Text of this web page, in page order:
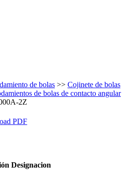
de bolas >> Cojinete de bolas
de bolas de contacto angular
2Z
PDF
Designacion